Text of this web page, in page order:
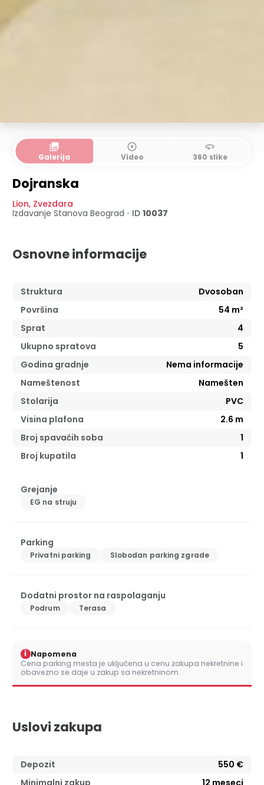
collections
Galerija
play_circle_outline
Video
360
360 slike
Dojranska
Lion, Zvezdara
Izdavanje Stanova Beograd • ID 10037
Osnovne informacije
Struktura
Dvosoban
Površina
54 m²
Sprat
4
Ukupno spratova
5
Godina gradnje
Nema informacije
Nameštenost
Namešten
Stolarija
PVC
Visina plafona
2.6 m
Broj spavaćih soba
1
Broj kupatila
1
Grejanje
EG na struju
Parking
Privatni parking Slobodan parking zgrade
Dodatni prostor na raspolaganju
Podrum Terasa
i Napomena
Cena parking mesta je uključena u cenu zakupa nekretnine i
obavezno se daje u zakup sa nekretninom.
Uslovi zakupa
Depozit
550 €
Minimalni zakup
12 meseci